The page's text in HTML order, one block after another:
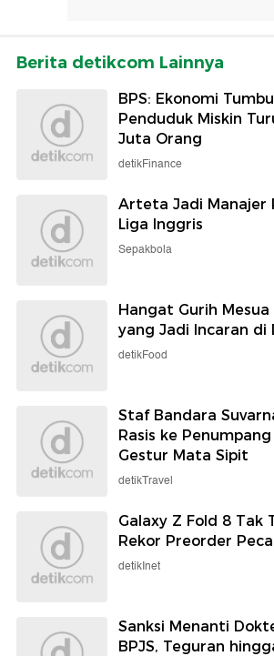
Berita detikcom Lainnya
BPS: Ekonomi
Penduduk Miskin
Juta Orang
detikFinance
Arteta Jadi Manajer
Liga Inggris
Sepakbola
Hangat Gurih
yang Jadi Incaran di
detikFood
Staf Bandara
Rasis ke
Gestur Mata Sipit
detikTravel
Galaxy Z Fold 8 Tak
Rekor Preorder
detikInet
Sanksi Menanti
BPJS, Teguran